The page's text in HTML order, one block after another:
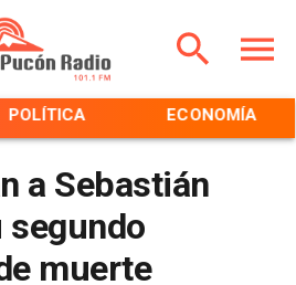
POLÍTICA ECONOMÍA
a Sebastián
segundo
muerte